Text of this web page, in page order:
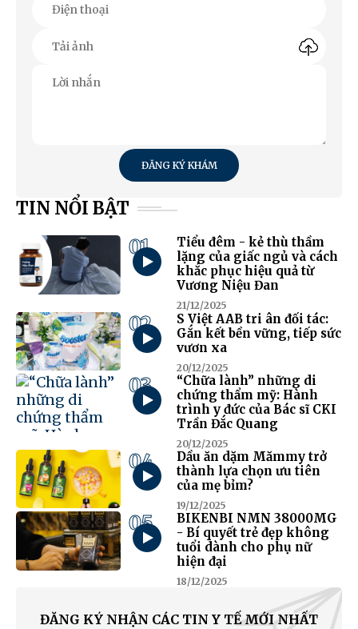
ĐĂNG KÝ KHÁM
TIN NỔI BẬT
01
Tiểu đêm - kẻ thù thầm
lặng của giấc ngủ và cách
khắc phục hiệu quả từ
Vương Niệu Đan
21/12/2025
02
S Việt AAB tri ân đối tác:
Gắn kết bền vững, tiếp sức
vươn xa
20/12/2025
03
“Chữa lành” những di
chứng thẩm mỹ: Hành
trình y đức của Bác sĩ CKI
Trần Đắc Quang
20/12/2025
04
Dầu ăn dặm Mămmy trở
thành lựa chọn ưu tiên
của mẹ bỉm?
19/12/2025
05
BIKENBI NMN 38000MG
- Bí quyết trẻ đẹp không
tuổi dành cho phụ nữ
hiện đại
18/12/2025
ĐĂNG KÝ NHẬN CÁC TIN Y TẾ MỚI NHẤT